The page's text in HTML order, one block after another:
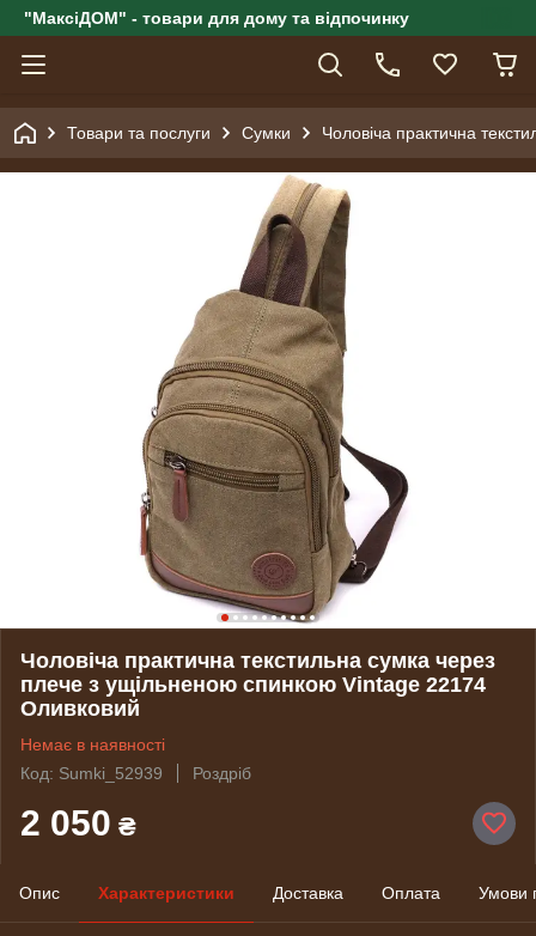
"МаксіДОМ" - товари для дому та відпочинку
Товари та послуги Сумки Чоловіча практична
Чоловіча практична текстильна сумка через
плече з ущільненою спинкою Vintagе 22174
Оливковий
Немає в наявності
Код: Sumki_52939
Роздріб
2 050 ₴
Опис Характеристики Доставка Оплата Умови